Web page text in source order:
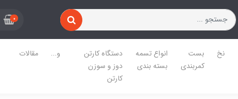
0
نخ
بست
کمربندی
انواع تسمه
بسته بندی
دستگاه کارتن
دوز و سوزن
کارتن
و...
مقالات